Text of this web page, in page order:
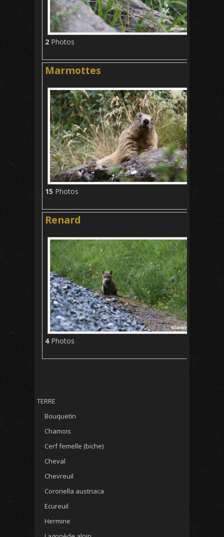
2 Photos
Marmottes
15 Photos
Renard
4Photos
TERRE
Bouquetin
Chamois
Cerf femelle (biche)
Cheval
Chevreuil
Coronella austriaca
Ecureuil
Hermine